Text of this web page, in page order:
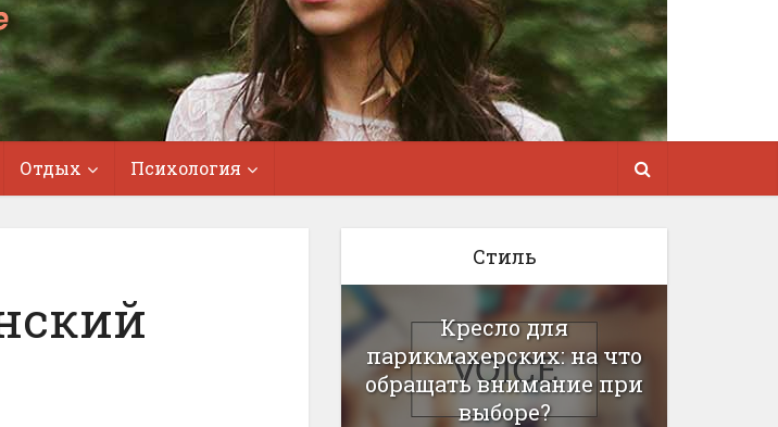
Отдых Психология
Стиль
Кресло для
парикмахерских: на что
обращать внимание при
выборе?